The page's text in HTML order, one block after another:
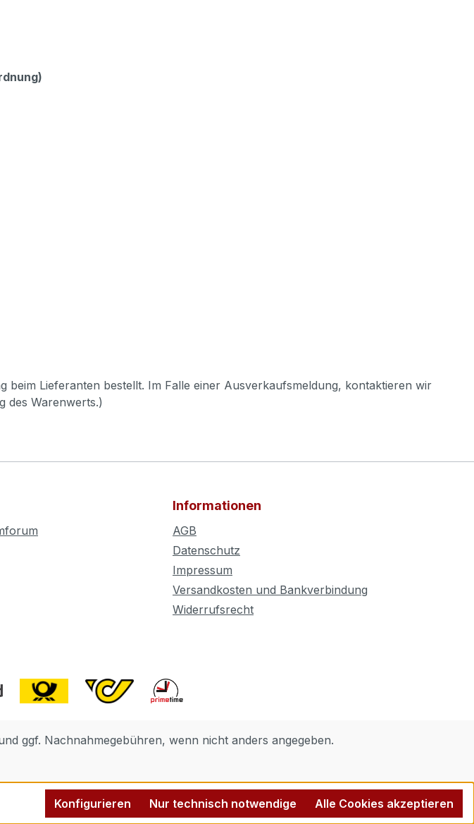
Lieferanten bestellt. Im Falle einer Ausverkaufsmeldung, kontaktieren wir
des Warenwerts.)
Informationen
AGB
Datenschutz
Impressum
Versandkosten und Bankverbindung
Widerrufsrecht
ggf. Nachnahmegebühren, wenn nicht anders angegeben.
Nur technisch notwendige
Konfigurieren Alle Cookies akzeptieren